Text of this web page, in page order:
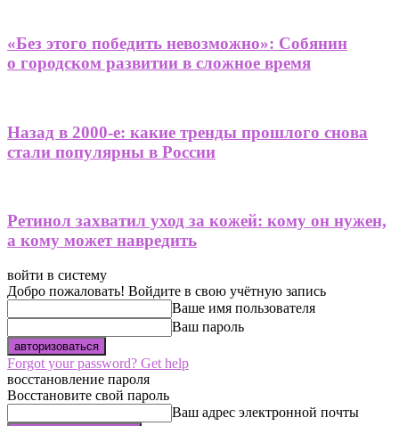
«Без этого победить невозможно»: Собянин
о городском развитии в сложное время
Назад в 2000-е: какие тренды прошлого снова
стали популярны в России
Ретинол захватил уход за кожей: кому он нужен,
а кому может навредить
войти в систему
Добро пожаловать! Войдите в свою учётную запись
Ваше имя пользователя
Ваш пароль
Forgot your password? Get help
восстановление пароля
Восстановите свой пароль
Ваш адрес электронной почты